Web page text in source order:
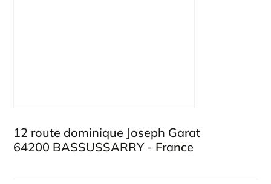
12 route dominique Joseph Garat
64200 BASSUSSARRY - France